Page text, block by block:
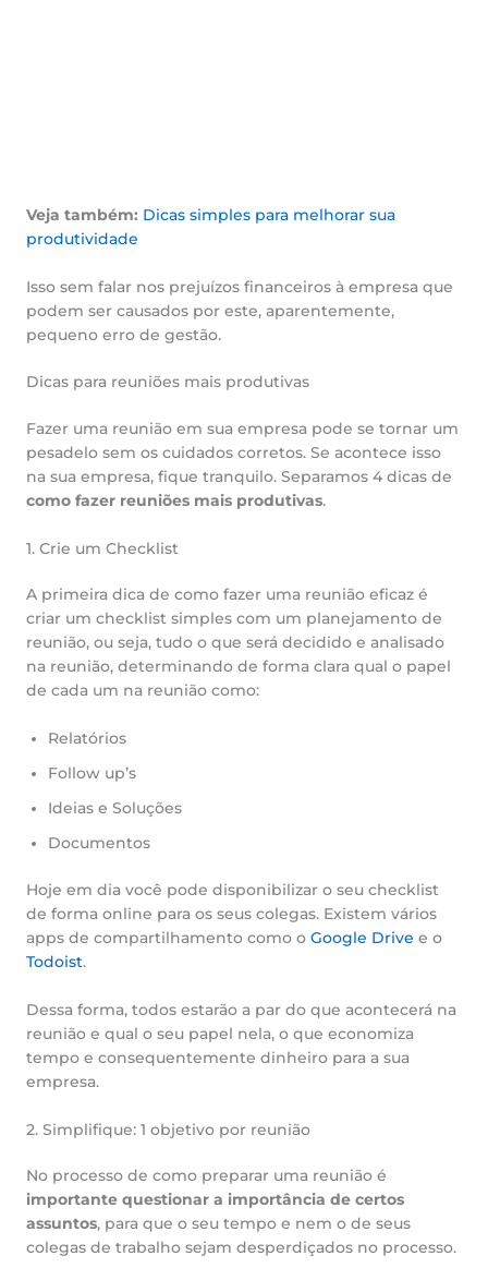
Veja também: Dicas simples para melhorar sua
produtividade
Isso sem falar nos prejuízos financeiros à empresa que
podem ser causados por este, aparentemente,
pequeno erro de gestão.
Dicas para reuniões mais produtivas
Fazer uma reunião em sua empresa pode se tornar um
pesadelo sem os cuidados corretos. Se acontece isso
na sua empresa, fique tranquilo. Separamos 4 dicas de
como fazer reuniões mais produtivas.
1. Crie um Checklist
A primeira dica de como fazer uma reunião eficaz é
criar um checklist simples com um planejamento de
reunião, ou seja, tudo o que será decidido e analisado
na reunião, determinando de forma clara qual o papel
de cada um na reunião como:
Relatórios
Follow up’s
Ideias e Soluções
Documentos
Hoje em dia você pode disponibilizar o seu checklist
de forma online para os seus colegas. Existem vários
apps de compartilhamento como o Google Drive e o
Todoist.
Dessa forma, todos estarão a par do que acontecerá na
reunião e qual o seu papel nela, o que economiza
tempo e consequentemente dinheiro para a sua
empresa.
2. Simplifique: 1 objetivo por reunião
No processo de como preparar uma reunião é
importante questionar a importância de certos
assuntos, para que o seu tempo e nem o de seus
colegas de trabalho sejam desperdiçados no processo.